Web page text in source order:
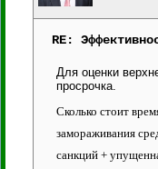
RE:
Для оценки
просрочка.
Сколько стоит
замораживания
санкций +